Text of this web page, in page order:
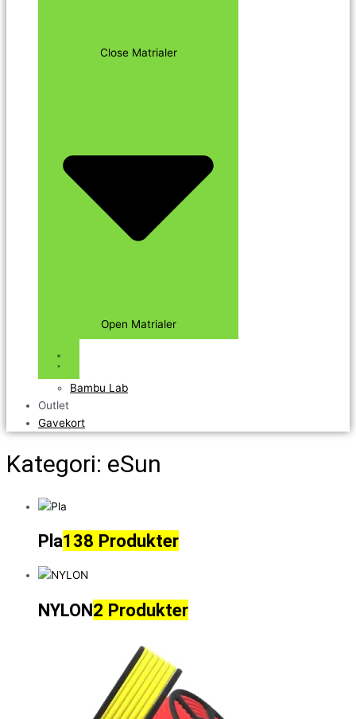
Close Matrialer
Open Matrialer
Bambu Lab
Outlet
Gavekort
Kategori: eSun
Pla138 Produkter
NYLON2 Produkter